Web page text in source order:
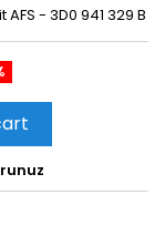
- 3D0 941 329 B